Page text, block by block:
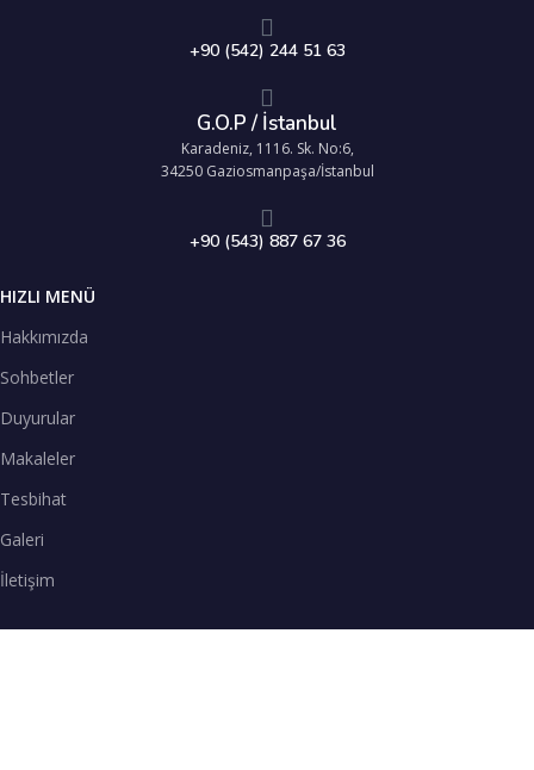
+90 (542) 244 51 63
G.O.P / İstanbul
Karadeniz, 1116. Sk. No:6,
34250 Gaziosmanpaşa/İstanbul
+90 (543) 887 67 36
HIZLI MENÜ
Hakkımızda
Sohbetler
Duyurular
Makaleler
Tesbihat
Galeri
İletişim